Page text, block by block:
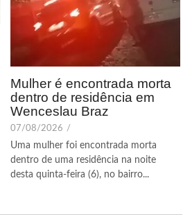
Mulher é encontrada morta
dentro de residência em
Wenceslau Braz
07/08/2026 /
Uma mulher foi encontrada morta
dentro de uma residência na noite
desta quinta-feira (6), no bairro...